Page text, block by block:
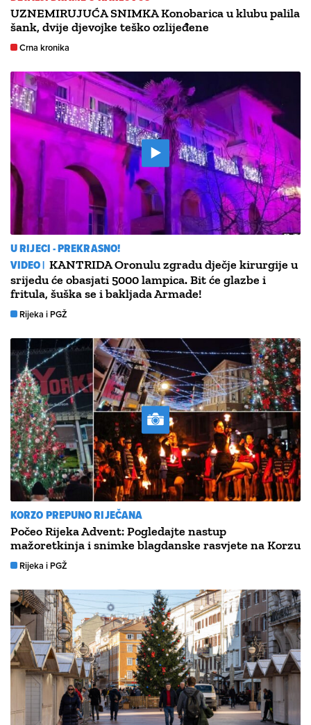
UZNEMIRUJUĆA SNIMKA Konobarica u klubu palila
šank, dvije djevojke teško ozlijeđene
Crna kronika
U RIJECI - PREKRASNO!
VIDEO | KANTRIDA Oronulu zgradu dječje kirurgije u
srijedu će obasjati 5000 lampica. Bit će glazbe i
fritula, šuška se i bakljada Armade!
Rijeka i PGŽ
KORZO PREPUNO RIJEČANA
Počeo Rijeka Advent: Pogledajte nastup
mažoretkinja i snimke blagdanske rasvjete na Korzu
Rijeka i PGŽ